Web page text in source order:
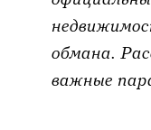
обмана.
важные